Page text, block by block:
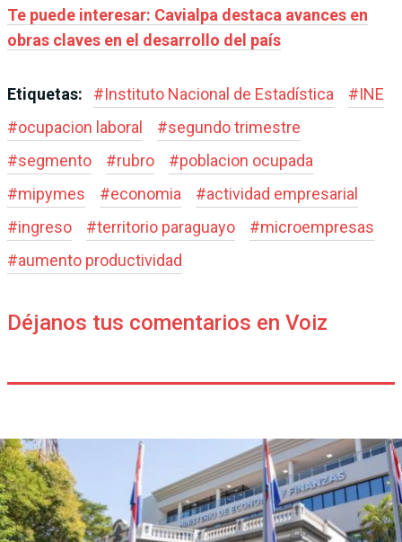
Te puede interesar: Cavialpa destaca avances en
obras claves en el desarrollo del país
Etiquetas: #Instituto Nacional de Estadística #INE
#ocupacion laboral #segundo trimestre
#segmento #rubro #poblacion ocupada
#mipymes #economia #actividad empresarial
#ingreso #territorio paraguayo #microempresas
#aumento productividad
Déjanos tus comentarios en Voiz